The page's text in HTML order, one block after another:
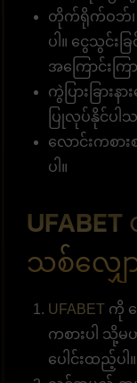
တိုက်ရိုက်ဝဘ်၊
ပါ။ ငွေသွင်း
အကြောင်းကြ
ကွဲပြားခြား
ပြုလုပ်နိုင်ပါ
လောင်းကစား
ပါ။
သစ်လျှေ
UFABET ကို
ကစားပါ သို့မ
ပေါင်းထည့်ပါ။